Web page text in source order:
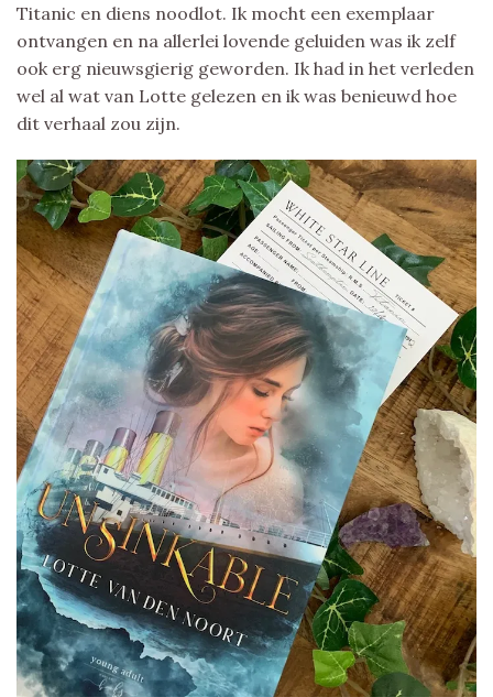
Titanic en diens noodlot. Ik mocht een exemplaar
ontvangen en na allerlei lovende geluiden was ik zelf
ook erg nieuwsgierig geworden. Ik had in het verleden
wel al wat van Lotte gelezen en ik was benieuwd hoe
dit verhaal zou zijn.